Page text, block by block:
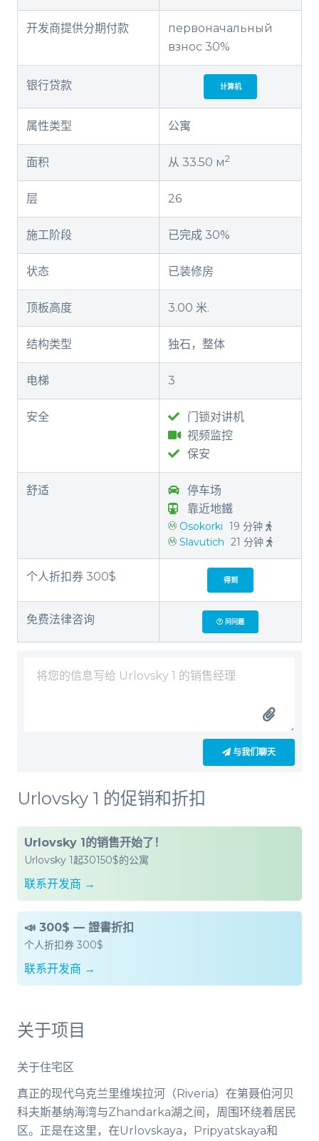
开发商提供分期付款
первоначальный
взнос 30%
银行贷款 计算机
属性类型 公寓
面积 从 33.50 м2
层 26
施工阶段 已完成 30%
状态 已装修房
顶板高度 3.00 米.
结构类型 独石，整体
电梯 3
安全
门锁对讲机
视频监控
保安
舒适
停车场
靠近地鐵
Osokorki 19 分钟
Slavutich 21 分钟
个人折扣券 300$ 得到
免费法律咨询 问问题
与我们聊天
Urlovsky 1 的促销和折扣
Urlovsky 1的销售开始了！
Urlovsky 1起30150$的公寓
联系开发商 →
📣 300$ — 證書折扣
个人折扣券 300$
联系开发商 →
关于项目
关于住宅区
真正的现代乌克兰里维埃拉河（Riveria）在第聂伯河贝
科夫斯基纳海湾与Zhandarka湖之间，周围环绕着居民
区。正是在这里，在Urlovskaya，Pripyatskaya和